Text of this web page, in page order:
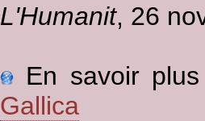
L'Humanit, 26
En savoir
Gallica